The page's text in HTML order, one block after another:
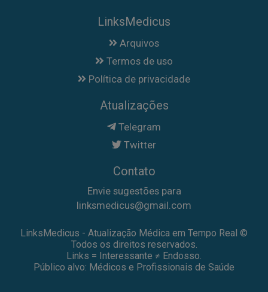
LinksMedicus
Arquivos
Termos de uso
Política de privacidade
Atualizações
Telegram
Twitter
Contato
Envie sugestões para
linksmedicus@gmail.com
LinksMedicus - Atualização Médica em Tempo Real ©
Todos os direitos reservados.
Links = Interessante ≠ Endosso.
Público alvo: Médicos e Profissionais de Saúde